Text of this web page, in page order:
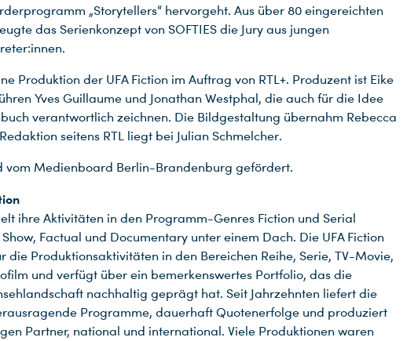
„Storytellers“ hervorgeht. Aus über 80 eingereichten
das Serienkonzept von SOFTIES die Jury aus jungen
Produktion der UFA Fiction im Auftrag von RTL+. Produzent ist Eike
Yves Guillaume und Jonathan Westphal, die auch für die Idee
verantwortlich zeichnen. Die Bildgestaltung übernahm Rebecca
seitens RTL liegt bei Julian Schmelcher.
vom Medienboard Berlin-Brandenburg gefördert.
ihre Aktivitäten in den Programm-Genres Fiction und Serial
Factual und Documentary unter einem Dach. Die UFA Fiction
die Produktionsaktivitäten in den Bereichen Reihe, Serie, TV-Movie,
und verfügt über ein bemerkenswertes Portfolio, das die
nachhaltig geprägt hat. Seit Jahrzehnten liefert die
Programme, dauerhaft Quotenerfolge und produziert
Partner, national und international. Viele Produktionen waren